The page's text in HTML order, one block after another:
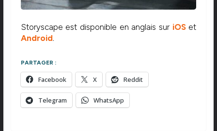
Storyscape est disponible en anglais sur iOS et
Android.
PARTAGER :
Facebook X Reddit
Telegram WhatsApp